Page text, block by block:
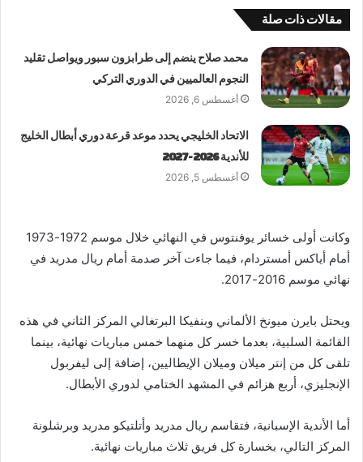
مقالات ذات صلة
محمد صلاح ينضم إلى طرابزون سبور ويواصل تقليد
النجوم العالميين في الدوري التركي
أغسطس 6, 2026
الاتحاد الخليجي يحدد موعد قرعة دوري أبطال الخليج
للأندية 2026-2027
أغسطس 5, 2026
وكانت أولى خسائر يوفنتوس في النهائي خلال موسم 1972-1973
أمام أياكس أمستردام، فيما جاءت آخر صدمة أمام ريال مدريد في
نهائي موسم 2016-2017.
ويحتل بايرن ميونخ الألماني وبنفيكا البرتغالي المركز الثاني في هذه
القائمة السلبية، بعدما خسر كل منهما خمس مباريات نهائية، بينما
تلقى كل من إنتر ميلان وميلان الإيطاليين، إضافة إلى ليفربول
الإنجليزي، أربع هزائم في المشهد الختامي لدوري الأبطال.
أما الأندية الإسبانية، فتقاسم ريال مدريد وأتلتيكو مدريد وبرشلونة
المركز التالي، بخسارة كل فريق ثلاث مباريات نهائية.